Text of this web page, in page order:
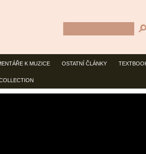
K MUZICE OSTATNÍ ČLÁNKY